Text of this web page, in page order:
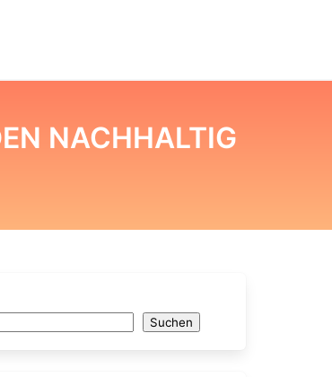
NACHHALTIG E
Suchen